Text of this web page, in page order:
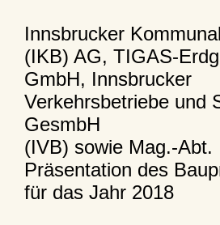
Innsbrucker
(IKB) AG, TIGAS-
GmbH, Innsbrucker
Verkehrsbetriebe und
GesmbH
(IVB) sowie Mag.-Abt.
Präsentation des
für das Jahr 2018